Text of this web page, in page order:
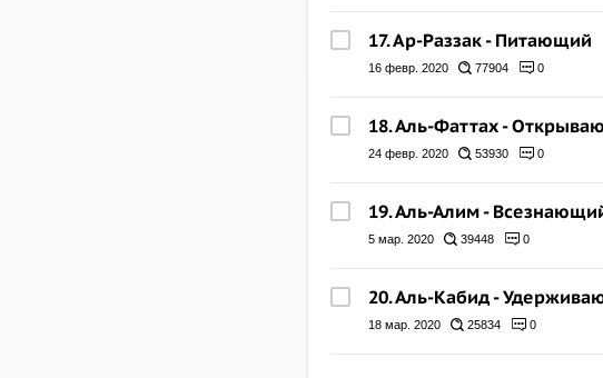
17. Ар-Раззак - Питающий
16 февр. 2020 77904 0
18. Аль-Фаттах -
24 февр. 2020 53930 0
19. Аль-Алим -
5 мар. 2020 39448 0
20. Аль-Кабид -
18 мар. 2020 25834 0